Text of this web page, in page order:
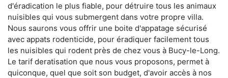
d'éradication le plus fiable, pour détruire tous les animaux
nuisibles qui vous submergent dans votre propre villa.
Nous saurons vous offrir une boite d'appatage sécurisé
avec appats rodenticide, pour éradiquer facilement tous
les nuisibles qui rodent près de chez vous à Bucy-le-Long.
Le tarif deratisation que nous vous proposons, permet à
quiconque, quel que soit son budget, d'avoir accès à nos